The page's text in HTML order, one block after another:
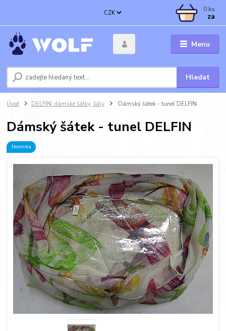
Menu
CZK
Hledat
0 ks
za
Úvod DELFIN: dámské šátky, šály Dámský šátek - tunel DELFIN
Dámský šátek - tunel DELFIN
Novinka